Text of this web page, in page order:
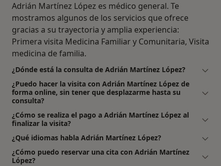
Adrián Martínez López es médico general. Te
mostramos algunos de los servicios que ofrece
gracias a su trayectoria y amplia experiencia:
Primera visita Medicina Familiar y Comunitaria, Visita
medicina de familia.
¿Dónde está la consulta de Adrián Martínez López?
¿Puedo hacer la visita con Adrián Martínez López de
forma online, sin tener que desplazarme hasta su
consulta?
¿Cómo se realiza el pago a Adrián Martínez López al
finalizar la visita?
¿Qué idiomas habla Adrián Martínez López?
¿Cómo puedo reservar una cita con Adrián Martínez
López?